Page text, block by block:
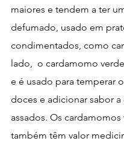
maiores e tendem a ter
defumado, usado em
condimentados, como
lado,  o cardamomo
e é usado para temperar
doces e adicionar sabor a
assados. Os cardamomos
também têm valor